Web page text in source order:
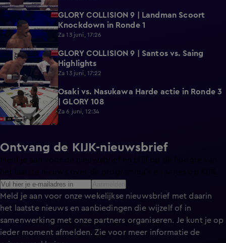
GLORY COLLISION 9 | Landman Scoort
Knockdown in Ronde 1
Za 13 juni, 17:26
0:50
GLORY COLLISION 9 | Santos vs. Saing
Highlights
Za 13 juni, 17:22
0:24
Osaki vs. Nasukawa Harde actie in Ronde 3
| GLORY 108
Za 6 juni, 12:34
Ontvang de KIJK-nieuwsbrief
Meld je aan voor onze wekelijkse nieuwsbrief met daarin
het laatste nieuws en aanbiedingen die wijzelf of in
samenwerking met onze partners organiseren. Je kunt je op
ieder moment afmelden. Zie voor meer informatie de